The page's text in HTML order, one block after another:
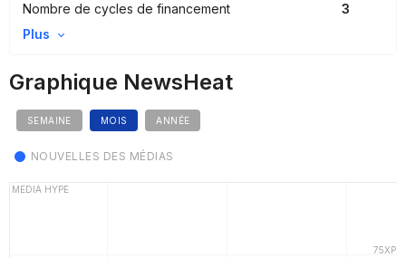
Nombre de cycles de financement
3
Plus
Graphique NewsHeat
SEMAINE MOIS ANNÉE
NOUVELLES DES MÉDIAS